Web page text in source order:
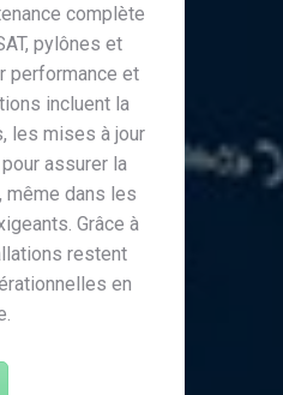
complète
pylônes et
performance et
incluent la
les mises à jour
assurer la
dans les
Grâce à
restent
en